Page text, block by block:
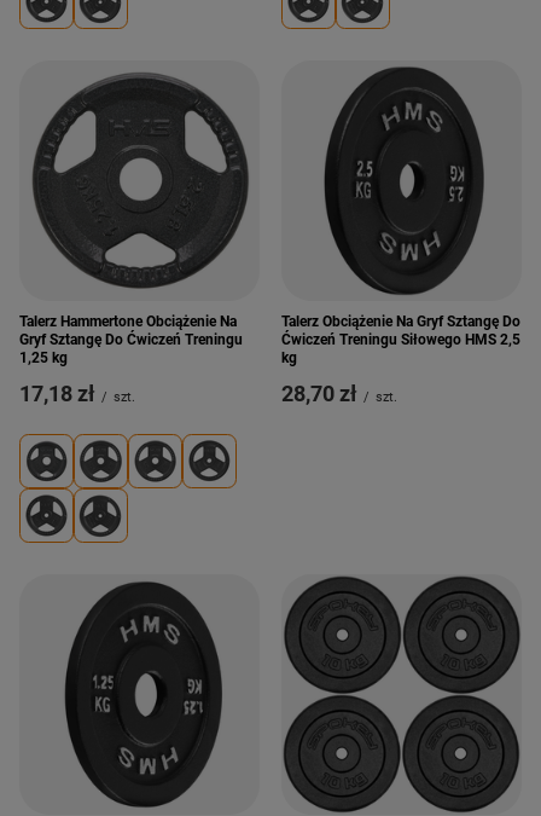
Talerz Hammertone Obciążenie Na
Gryf Sztangę Do Ćwiczeń Treningu
1,25 kg
17,18 zł / szt.
Talerz Obciążenie Na Gryf Sztangę Do
Ćwiczeń Treningu Siłowego HMS 2,5
kg
28,70 zł / szt.